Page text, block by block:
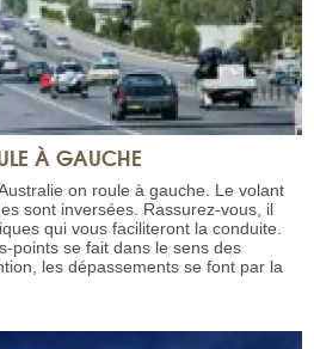
À GAUCHE
on roule à gauche. Le volant
sont inversées. Rassurez-vous, il
qui vous faciliteront la conduite.
points se fait dans le sens des
les dépassements se font par la